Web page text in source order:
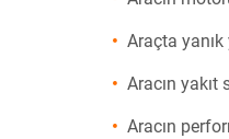
Araçta
Aracın yakıt
Aracın